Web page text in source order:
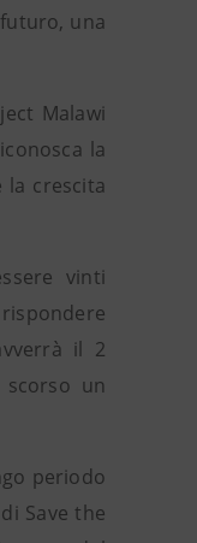
una
Malawi
la
la crescita
vinti
il 2
un
periodo
Save the